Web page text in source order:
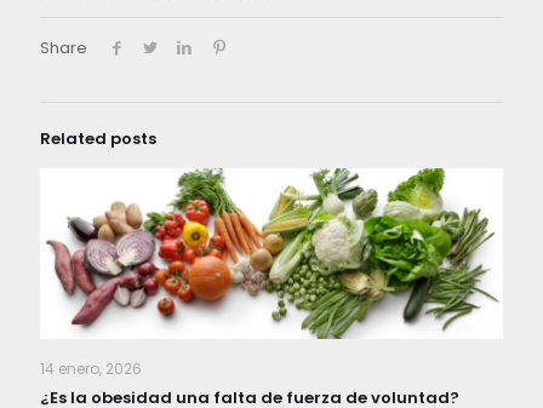
Share
Related posts
14 enero, 2026
¿Es la obesidad una falta de fuerza de voluntad?